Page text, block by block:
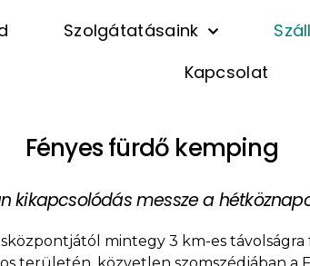
Szolgátatásaink
Kapcsolat
Fényes fürdő kemping
kikapcsolódás messze a
mintegy 3 km-es távolságra
területén, közvetlen szomszédjában a